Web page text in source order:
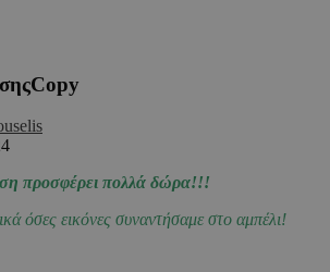
προσφέρει πολλά δώρα!!!
όσες εικόνες συναντήσαμε στο αμπέλι!